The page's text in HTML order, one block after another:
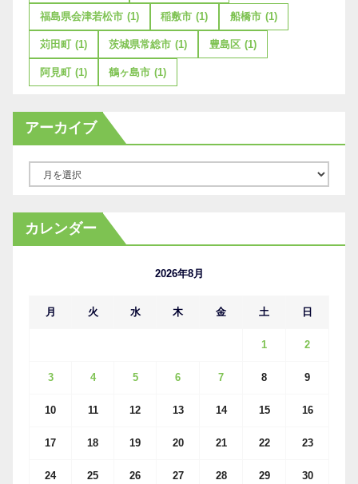
福島県会津若松市 (1) 稲敷市 (1) 船橋市 (1)
苅田町 (1) 茨城県常総市 (1) 豊島区 (1)
阿見町 (1) 鶴ヶ島市 (1)
アーカイブ
カ
イ
カレンダー
2026年8月
月 火 水 木 金 土 日
1 2
3 4 5 6 7 8 9
10 11 12 13 14 15 16
17 18 19 20 21 22 23
24 25 26 27 28 29 30